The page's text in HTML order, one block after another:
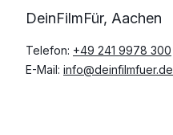
DeinFilmFür, Aachen
Telefon: +49 241 9978 300
E-Mail: info@deinfilmfuer.de